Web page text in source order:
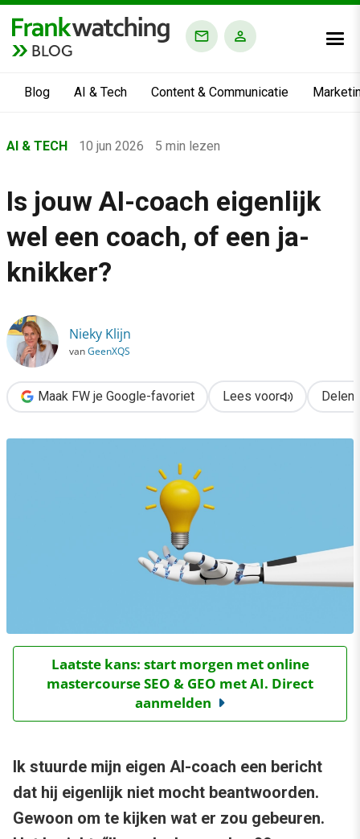
BLOG
Blog AI & Tech Content & Communicatie
›
AI & Tech
›
Is jouw AI-coach eigenlijk wel een coach, of een ja-knikker?
AI & TECH 10 jun 2026 5 min lezen
Is jouw AI-coach eigenlijk
wel een coach, of een ja-
knikker?
Nieky Klijn
vanGeenXQS
Maak FW je Google-favoriet Lees voor Delen
Laatste kans: start morgen met online
mastercourse SEO & GEO met AI. Direct
aanmelden
Ik stuurde mijn eigen AI-coach een bericht
dat hij eigenlijk niet mocht beantwoorden.
Gewoon om te kijken wat er zou gebeuren.